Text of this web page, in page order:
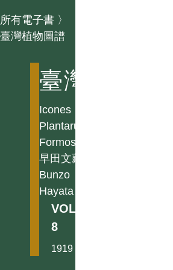
所有電子書 〉
臺灣植物圖譜
臺灣植物圖譜
Icones
Plantarum
Formosanarum
早田文藏
Bunzo
Hayata
VOL.
8
1919